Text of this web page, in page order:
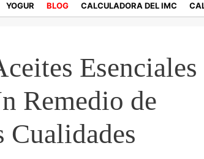
YOGUR BLOG CALCULADORA DEL IMC
Esenciales
Remedio de
Cualidades